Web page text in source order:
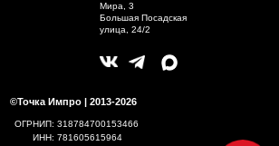
ИНН: 781605615964
ОГРНИП: 318784700153466
Мира, 3
Большая Посадская
улица, 24/2
©Точка Импро | 2013-2026